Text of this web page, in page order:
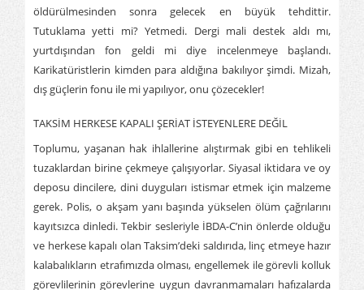
öldürülmesinden sonra gelecek en büyük tehdittir.
Tutuklama yetti mi? Yetmedi. Dergi mali destek aldı mı,
yurtdışından fon geldi mi diye incelenmeye başlandı.
Karikatüristlerin kimden para aldığına bakılıyor şimdi. Mizah,
dış güçlerin fonu ile mi yapılıyor, onu çözecekler!
TAKSİM HERKESE KAPALI ŞERİAT İSTEYENLERE DEĞİL
Toplumu, yaşanan hak ihlallerine alıştırmak gibi en tehlikeli
tuzaklardan birine çekmeye çalışıyorlar. Siyasal iktidara ve oy
deposu dincilere, dini duyguları istismar etmek için malzeme
gerek. Polis, o akşam yanı başında yükselen ölüm çağrılarını
kayıtsızca dinledi. Tekbir sesleriyle İBDA-C’nin önlerde olduğu
ve herkese kapalı olan Taksim’deki saldırıda, linç etmeye hazır
kalabalıkların etrafımızda olması, engellemek ile görevli kolluk
görevlilerinin görevlerine uygun davranmamaları hafızalarda